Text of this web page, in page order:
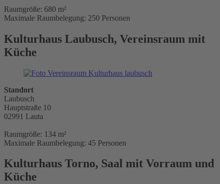
Raumgröße: 680 m²
Maximale Raumbelegung: 250 Personen
Kulturhaus Laubusch, Vereinsraum mit
Küche
Standort
Laubusch
Hauptstraße 10
02991 Lauta
Raumgröße: 134 m²
Maximale Raumbelegung: 45 Personen
Kulturhaus Torno, Saal mit Vorraum und
Küche